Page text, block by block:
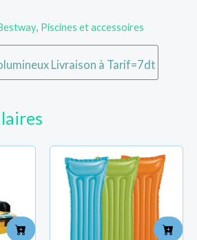
, Piscines et accessoires
Livraison à Tarif=7dt